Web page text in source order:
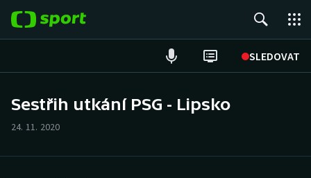
SLEDOVAT
Hokej
Tenis
Sestřih utkání PSG - Lipsko
24. 11. 2020